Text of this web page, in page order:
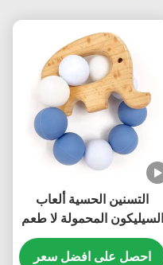
التسنين الحسية ألعاب
السيليكون المحمولة لا طعم
لها دائم
احصل على افضل سعر